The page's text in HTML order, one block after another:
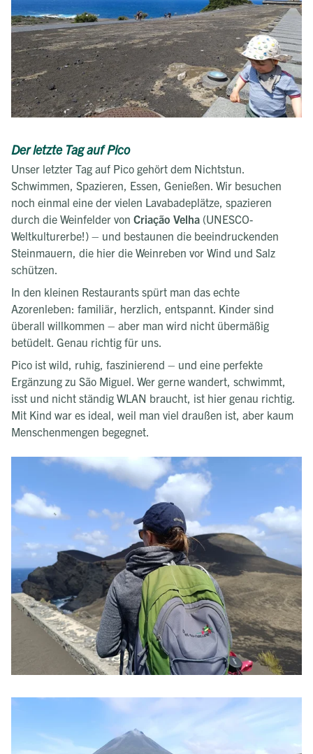
Der letzte Tag auf Pico
Unser letzter Tag auf Pico gehört dem Nichtstun.
Schwimmen, Spazieren, Essen, Genießen. Wir besuchen
noch einmal eine der vielen Lavabadeplätze, spazieren
durch die Weinfelder von Criação Velha (UNESCO-
Weltkulturerbe!) – und bestaunen die beeindruckenden
Steinmauern, die hier die Weinreben vor Wind und Salz
schützen.
In den kleinen Restaurants spürt man das echte
Azorenleben: familiär, herzlich, entspannt. Kinder sind
überall willkommen – aber man wird nicht übermäßig
betüdelt. Genau richtig für uns.
Pico ist wild, ruhig, faszinierend – und eine perfekte
Ergänzung zu São Miguel. Wer gerne wandert, schwimmt,
isst und nicht ständig WLAN braucht, ist hier genau richtig.
Mit Kind war es ideal, weil man viel draußen ist, aber kaum
Menschenmengen begegnet.